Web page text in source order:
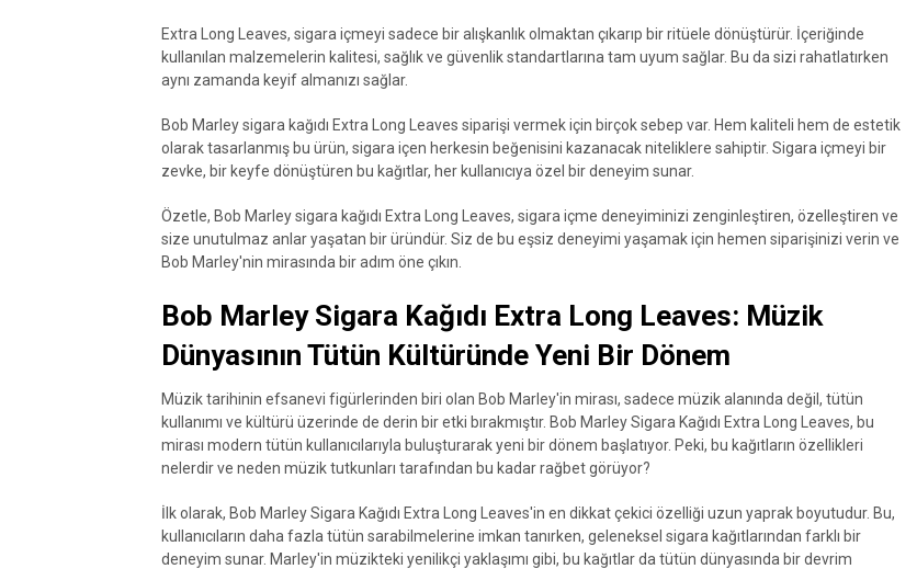
Extra Long Leaves, sigara içmeyi sadece bir alışkanlık olmaktan çıkarıp bir ritüele dönüştürür. İçeriğinde
kullanılan malzemelerin kalitesi, sağlık ve güvenlik standartlarına tam uyum sağlar. Bu da sizi rahatlatırken
aynı zamanda keyif almanızı sağlar.
Bob Marley sigara kağıdı Extra Long Leaves siparişi vermek için birçok sebep var. Hem kaliteli hem de estetik
olarak tasarlanmış bu ürün, sigara içen herkesin beğenisini kazanacak niteliklere sahiptir. Sigara içmeyi bir
zevke, bir keyfe dönüştüren bu kağıtlar, her kullanıcıya özel bir deneyim sunar.
Özetle, Bob Marley sigara kağıdı Extra Long Leaves, sigara içme deneyiminizi zenginleştiren, özelleştiren ve
size unutulmaz anlar yaşatan bir üründür. Siz de bu eşsiz deneyimi yaşamak için hemen siparişinizi verin ve
Bob Marley'nin mirasında bir adım öne çıkın.
Bob Marley Sigara Kağıdı Extra Long Leaves: Müzik
Dünyasının Tütün Kültüründe Yeni Bir Dönem
Müzik tarihinin efsanevi figürlerinden biri olan Bob Marley'in mirası, sadece müzik alanında değil, tütün
kullanımı ve kültürü üzerinde de derin bir etki bırakmıştır. Bob Marley Sigara Kağıdı Extra Long Leaves, bu
mirası modern tütün kullanıcılarıyla buluşturarak yeni bir dönem başlatıyor. Peki, bu kağıtların özellikleri
nelerdir ve neden müzik tutkunları tarafından bu kadar rağbet görüyor?
İlk olarak, Bob Marley Sigara Kağıdı Extra Long Leaves'in en dikkat çekici özelliği uzun yaprak boyutudur. Bu,
kullanıcıların daha fazla tütün sarabilmelerine imkan tanırken, geleneksel sigara kağıtlarından farklı bir
deneyim sunar. Marley'in müzikteki yenilikçi yaklaşımı gibi, bu kağıtlar da tütün dünyasında bir devrim